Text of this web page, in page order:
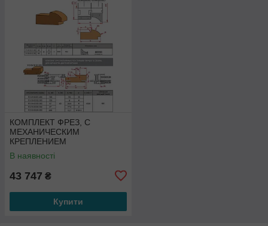
КОМПЛЕКТ ФРЕЗ, С
МЕХАНИЧЕСКИМ
КРЕПЛЕНИЕМ
ТВЕРДОСПЛАВНЫХ НОЖЕЙ,
ДЛЯ ИЗГОТОВЛЕНИЯ
В наявності
43 747 ₴
Купити